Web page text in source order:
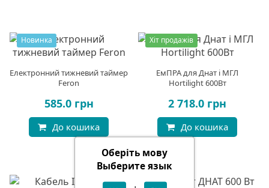
Оберіть мову
Выберите язык
Новинка
Електронний тижневий таймер
Feron
585.0 грн
До кошика
Хіт продажів
ЕмПРА для Днат і МГЛ
Hortilight 600Вт
2 718.0 грн
До кошика